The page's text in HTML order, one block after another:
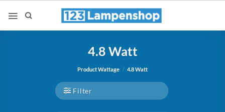
naar
4.8 Watt
Product Wattage / 4.8 Watt
Filter